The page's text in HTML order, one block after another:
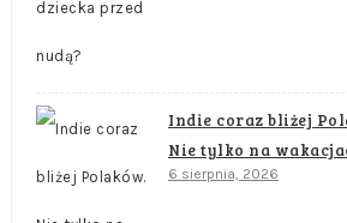
Indie coraz bliżej
Nie tylko na
6 sierpnia, 2026